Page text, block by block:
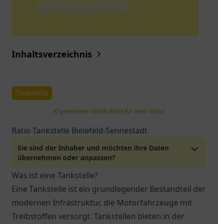
Inhaltsverzeichnis
Tankstelle
KI generierter Inhalt (klicke für mehr Infos)
Ratio Tankstelle Bielefeld-Sennestadt
Sie sind der Inhaber und möchten ihre Daten
übernehmen oder anpassen?
Was ist eine Tankstelle?
Eine Tankstelle ist ein grundlegender Bestandteil der
modernen Infrastruktur, die Motorfahrzeuge mit
Treibstoffen versorgt. Tankstellen bieten in der